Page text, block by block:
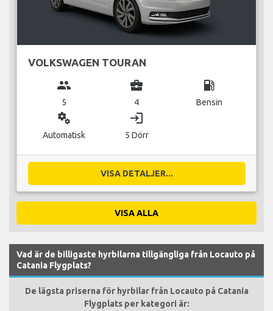
VOLKSWAGEN TOURAN
group
5
business_center
4
local_gas_station
Bensin
miscellaneous_services
Automatisk
login
5 Dörr
VISA DETALJER...
VISA ALLA
Vad är de billigaste hyrbilarna tillgängliga från Locauto på
Catania Flygplats?
De lägsta priserna för hyrbilar från Locauto på Catania
Flygplats per kategori är: